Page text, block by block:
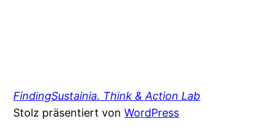
FindingSustainia. Think & Action Lab
Stolz präsentiert vonWordPress